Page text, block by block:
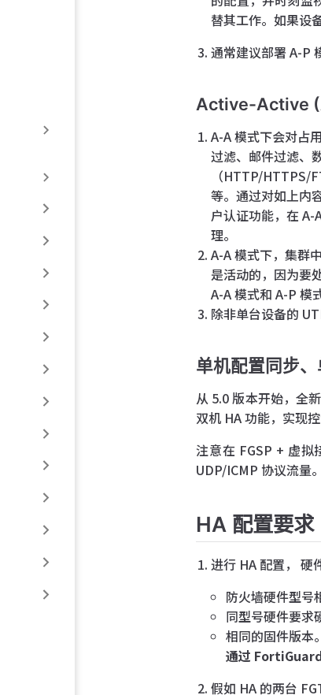
替其工作。如果设
通常建议部署 A-P
Active-Active
A-A 模式下会对占
过滤、邮件过滤、
（HTTP/HTTPS/
等。通过对如上内
户认证功能，在 A-
理。
A-A 模式下，集群
是活动的，因为要
A-A 模式和 A-P 模
除非单台设备的
单机配置同步、
从 5.0 版本开始，全
双机 HA 功能，实现
注意在 FGSP + 虚
UDP/ICMP 协议流量。
HA 配置要求
进行 HA 配置， 硬
防火墙硬件型号
同型号硬件要求
相同的固件版本
通过 FortiGuard
假如 HA 的两台